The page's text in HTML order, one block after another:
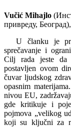
Vučić Mihajlo
привреду, Београд),
U članku je
sprečavanje i
Cilj rada jeste da
postavljen ovom
čuvar ljudskog
opasnim
nivou EU,
gde kritikuje i
pojmova „velikog
koji su ključni za